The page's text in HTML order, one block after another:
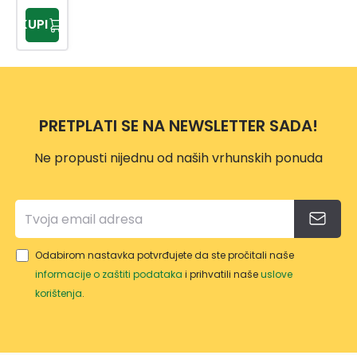
ŠPIC
ASTA
-
SPEC
KALJ
CRVE
KUPI
PRETPLATI SE NA NEWSLETTER SADA!
Ne propusti nijednu od naših vrhunskih ponuda
Odabirom nastavka potvrđujete da ste pročitali naše
informacije o zaštiti podataka i prihvatili našeuslove
korištenja.